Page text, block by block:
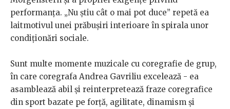
performanța. „Nu știu cât o mai pot duce” repetă ea
laitmotivul unei prăbușiri interioare în spirala unor
condiționări sociale.
Sunt multe momente muzicale cu coregrafie de grup,
în care coregrafa Andrea Gavriliu excelează - ea
asamblează abil și reinterpretează fraze coregrafice
din sport bazate pe forță, agilitate, dinamism și